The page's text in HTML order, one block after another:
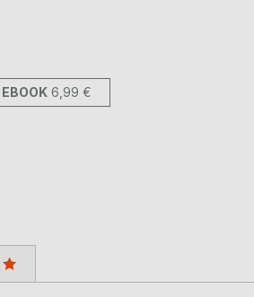
EBOOK 6,99 €